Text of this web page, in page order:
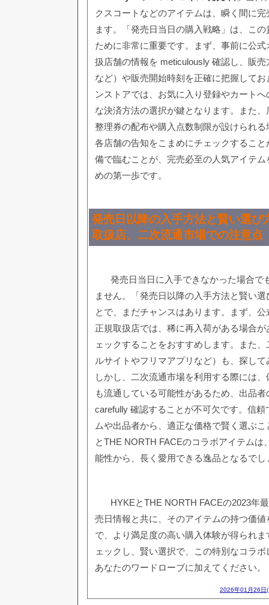
クスコートなどのアイテムは、瞬く間に
ます。「発売日当日の購入戦略」は、こ
ために非常に重要です。まず、事前に公
扱店舗の情報を meticulously 確認し、販
など）や販売開始時刻を正確に把握して
ンストアでは、お気に入り登録やカート
な決済方法の選択が鍵となります。また
整理券の配布や購入点数制限が設けられ
各店舗の告知をこまめにチェックするこ
備で臨むことが、完売必至の人気アイテ
めの第一歩です。
発売日以降の入手方法と賢い選
取扱店、二次流通市場での注意点
発売日当日に入手できなかった場合で
ません。「発売日以降の入手方法と賢い
とで、まだチャンスはあります。まず、
正規取扱店では、稀に再入荷がある場合
ェックすることをおすすめします。また
ルサイトやフリマアプリなど）も、探し
しかし、二次流通市場を利用する際には
も流通している可能性があるため、出品
carefully 確認することが不可欠です。信
ムや出品者から、適正な価格で賢く選ぶ
とTHE NORTH FACEのコラボアイテムは
能性から、長く愛用できる逸品となるでし
HYKEとTHE NORTH FACEの2023年
売日情報と共に、そのアイテムの持つ価
で、より満足度の高い購入体験が得られ
ェックし、賢い選択で、この特別なコラ
あなたのワードローブに加えてください。
2026年01月26日